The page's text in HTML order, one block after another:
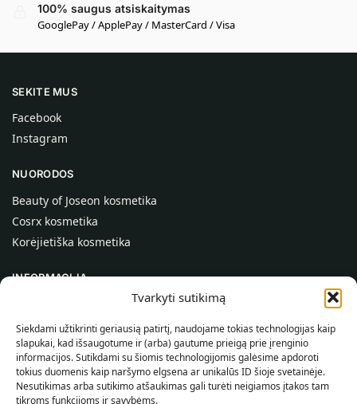
Tvarkyti sutikimą
Siekdami užtikrinti geriausią patirtį, naudojame tokias technologijas kaip
slapukai, kad išsaugotume ir (arba) gautume prieigą prie įrenginio
informacijos. Sutikdami su šiomis technologijomis galėsime apdoroti
tokius duomenis kaip naršymo elgsena ar unikalūs ID šioje svetainėje.
Nesutikimas arba sutikimo atšaukimas gali turėti neigiamos įtakos tam
tikroms funkcijoms ir savybėms.
100% saugus atsiskaitymas
GooglePay / ApplePay / MasterCard / Visa
SEKITE MUS
Facebook
Instagram
NUORODOS
Beauty of Joseon kosmetika
Cosrx kosmetika
Korėjietiška kosmetika
INFORMACIJA
Kontaktai
Pagalba
INFORMACIJA PIRKĖJUI